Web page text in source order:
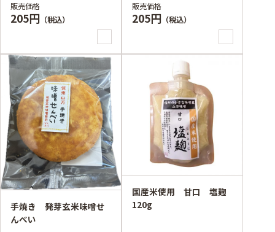
販売価格
205円 （税込）
販売価格
205円 （税込）
手焼き 発芽玄米味噌せ
んべい
国産米使用 甘口 塩麹
120g